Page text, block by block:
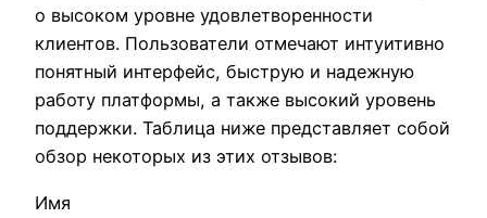
о высоком уровне удовлетворенности
клиентов. Пользователи отмечают интуитивно
понятный интерфейс, быструю и надежную
работу платформы, а также высокий уровень
поддержки. Таблица ниже представляет собой
обзор некоторых из этих отзывов:
Имя